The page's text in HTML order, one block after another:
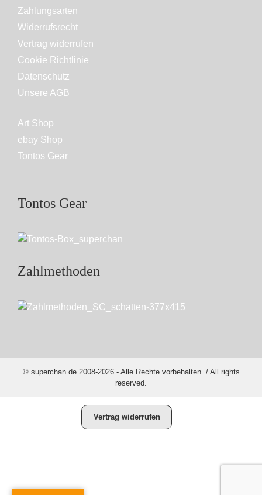
Zahlungsarten
Widerrufsrecht
Vertrag widerrufen
Cookie Richtlinie
Datenschutz
Unsere AGB
Art Shop
ebay Shop
Tontos Gear
Tontos Gear
Zahlmethoden
© superchan.de 2008-2026 - Alle Rechte vorbehalten. / All rights
reserved.
Vertrag widerrufen